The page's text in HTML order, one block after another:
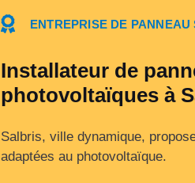
ENTREPRISE DE
Installateur de
photovoltaïques à
Salbris, ville dynamique,
adaptées au photovoltaïque.